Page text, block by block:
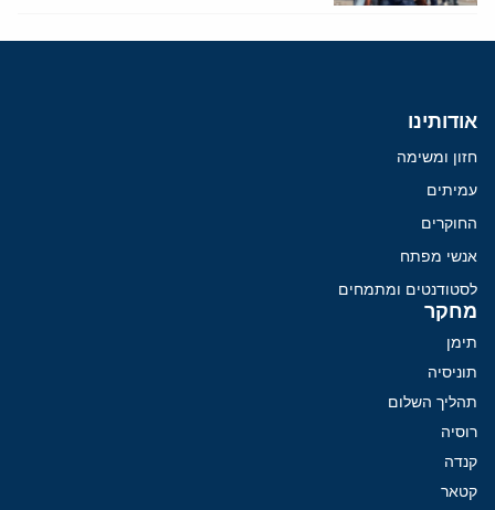
אודותינו
חזון ומשימה
עמיתים
החוקרים
אנשי מפתח
לסטודנטים ומתמחים
מחקר
תימן
תוניסיה
תהליך השלום
רוסיה
קנדה
קטאר